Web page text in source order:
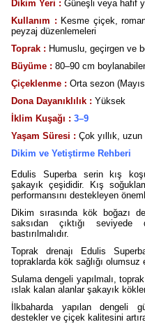
Dikim Yeri : Güneşli veya hafif
Kullanım : Kesme çiçek,
peyzaj düzenlemeleri
Toprak : Humuslu, geçirgen ve
Büyüme : 80–90 cm
Çiçeklenme : Orta sezon
Dona Dayanıklılık : Yüksek
İklim Kuşağı : 3–9
Yaşam Süresi : Çok yıllık,
Dikim ve Yetiştirme Rehberi
Edulis Superba serin kış
şakayık çeşididir. Kış
performansını destekleyen
Dikim sırasında kök boğazı
saksıdan çıktığı
bastırılmalıdır.
Toprak drenajı Edulis
topraklarda kök sağlığı olumsuz
Sulama dengeli yapılmalı,
ıslak kalan alanlar şakayık
İlkbaharda yapılan dengeli
destekler ve çiçek kalitesini